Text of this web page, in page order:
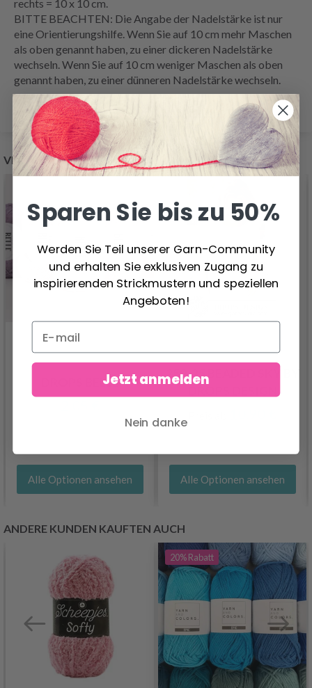
rechts = 10 x 10 cm.
BITTE BEACHTEN: Die Angabe der Nadelstärke ist nur
eine Orientierungshilfe. Wenn Sie auf 10 cm mehr Maschen
als oben genannt haben, zu einer dickeren Nadelstärke
wechseln. Wenn Sie auf 10 cm weniger Maschen als oben
genannt haben, zu einer dünneren Nadelstärke wechseln.
VERWANDTE PRODUKTE
DROPS BELLE
Alle Optionen ansehen
259-25 BEADED SKY BY
Alle Optionen ansehen
ANDERE KUNDEN KAUFTEN AUCH
20%Rabatt
Sparen Sie bis zu 50%
Werden Sie Teil unserer Garn-Community
und erhalten Sie exklusiven Zugang zu
inspirierenden Strickmustern und speziellen
Angeboten!
Jetzt anmelden
Nein danke